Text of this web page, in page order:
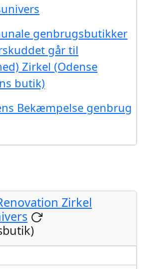
genbrugsbutikker
går til
Zirkel (Odense
butik)
Bekæmpelse genbrug
Zirkel